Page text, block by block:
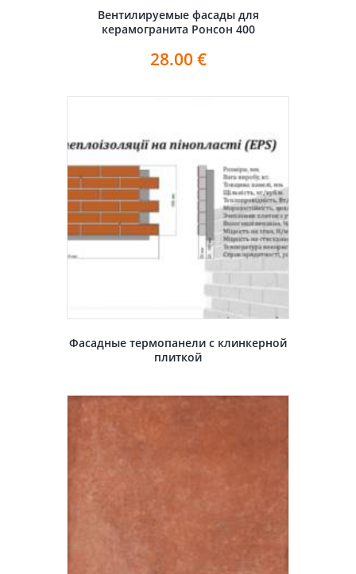
Вентилируемые фасады для
керамогранита Ронсон 400
28.00 €
Фасадные термопанели с клинкерной
плиткой